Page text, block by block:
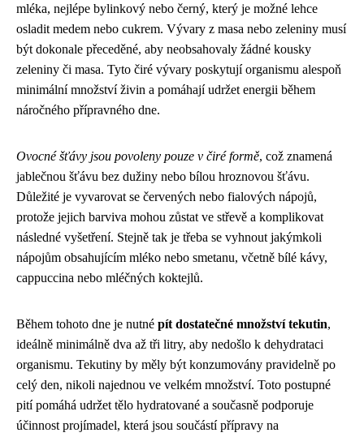
mléka, nejlépe bylinkový nebo černý, který je možné lehce
osladit medem nebo cukrem. Vývary z masa nebo zeleniny musí
být dokonale přeceděné, aby neobsahovaly žádné kousky
zeleniny či masa. Tyto čiré vývary poskytují organismu alespoň
minimální množství živin a pomáhají udržet energii během
náročného přípravného dne.
Ovocné šťávy jsou povoleny pouze v čiré formě, což znamená
jablečnou šťávu bez dužiny nebo bílou hroznovou šťávu.
Důležité je vyvarovat se červených nebo fialových nápojů,
protože jejich barviva mohou zůstat ve střevě a komplikovat
následné vyšetření. Stejně tak je třeba se vyhnout jakýmkoli
nápojům obsahujícím mléko nebo smetanu, včetně bílé kávy,
cappuccina nebo mléčných koktejlů.
Během tohoto dne je nutné pít dostatečné množství tekutin,
ideálně minimálně dva až tři litry, aby nedošlo k dehydrataci
organismu. Tekutiny by měly být konzumovány pravidelně po
celý den, nikoli najednou ve velkém množství. Toto postupné
pití pomáhá udržet tělo hydratované a současně podporuje
účinnost projímadel, která jsou součástí přípravy na